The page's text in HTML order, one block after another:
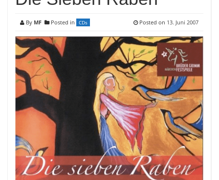
By MF Posted in CDs Posted on 13. Juni 2007